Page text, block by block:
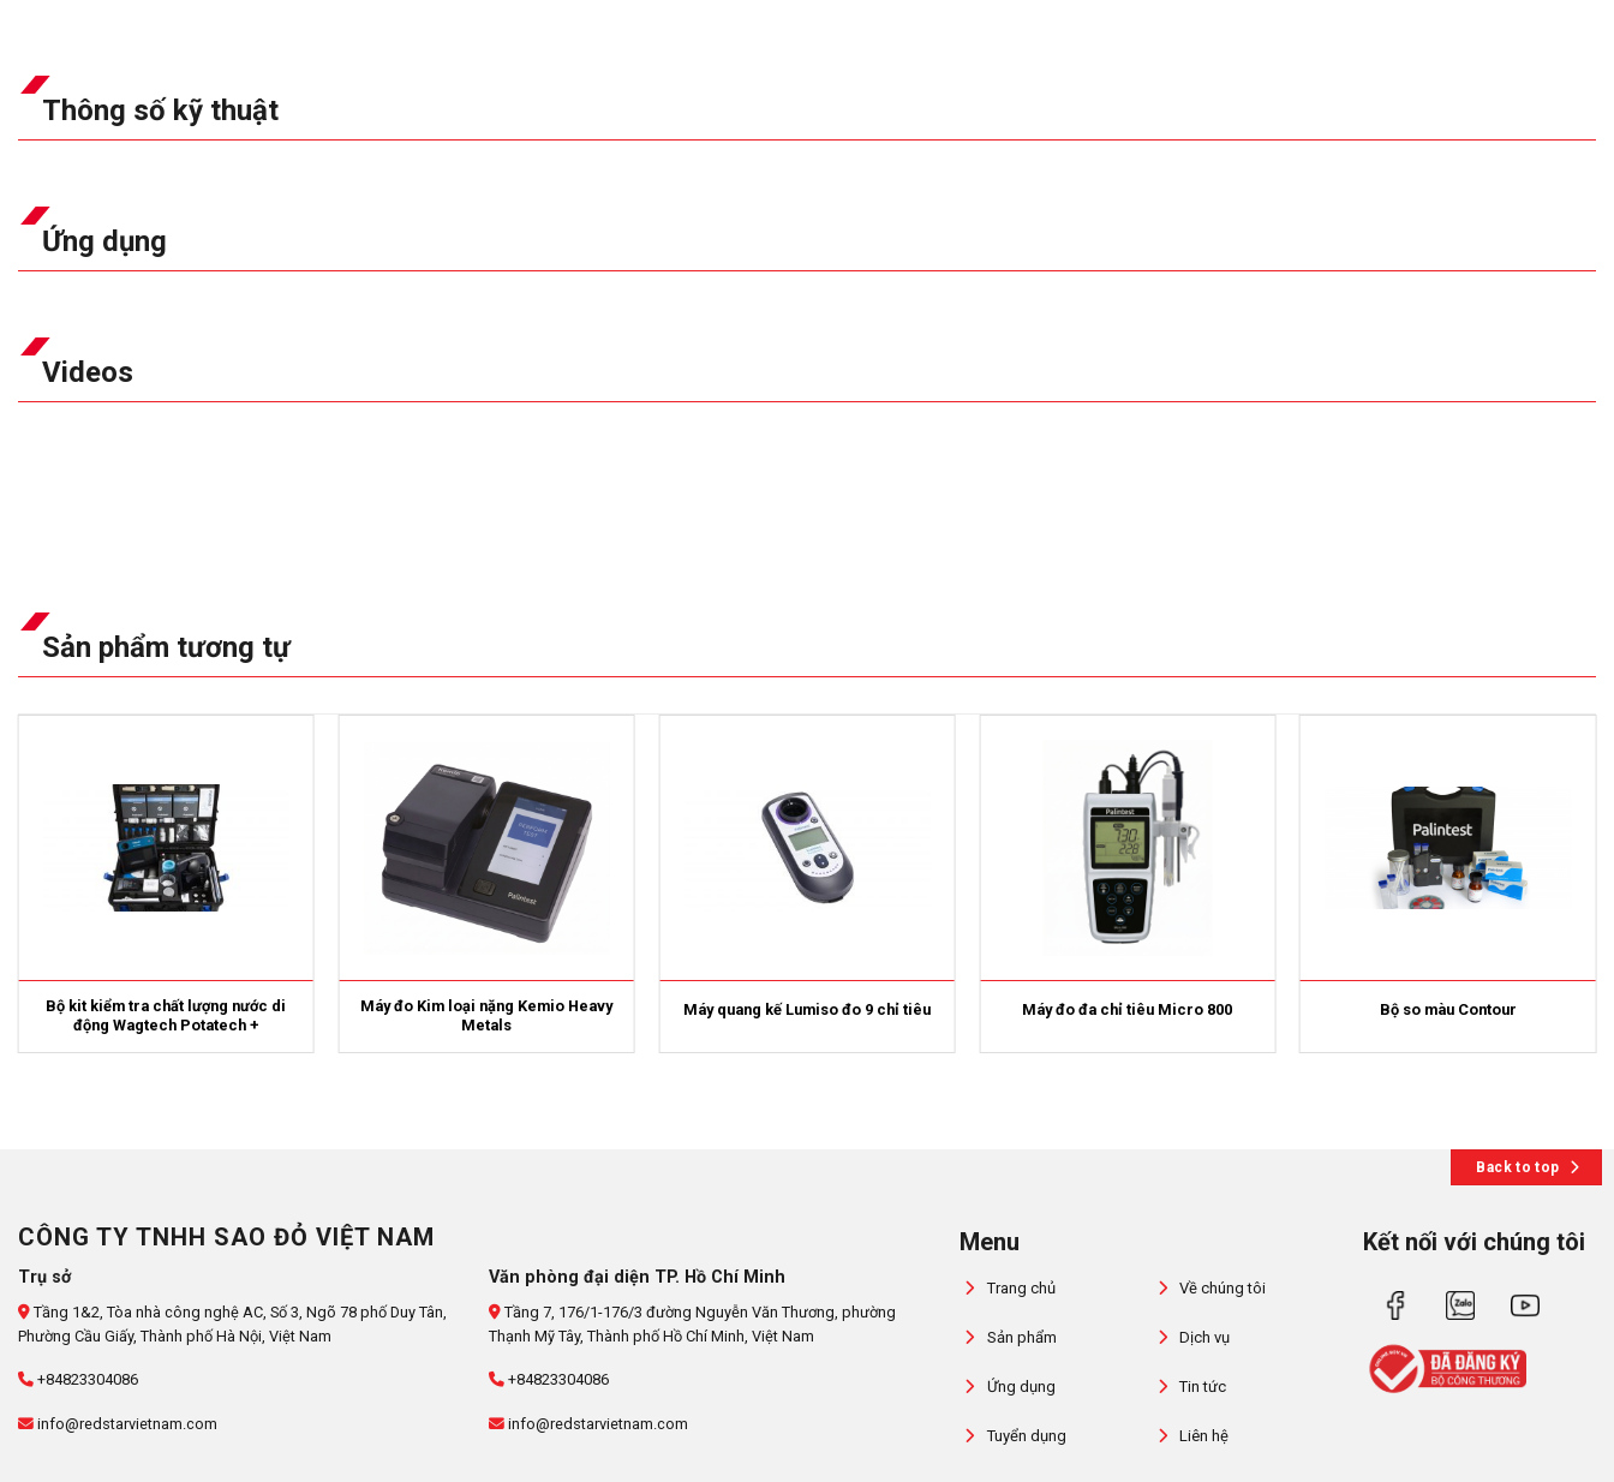
Thông số kỹ thuật
Ứng dụng
Videos
Sản phẩm tương tự
Bộ kit kiểm tra chất lượng nước di
động Wagtech Potatech +
Máy đo Kim loại nặng Kemio Heavy
Metals
Máy quang kế Lumiso đo 9 chỉ tiêu Máy đo đa chỉ tiêu Micro 800 Bộ so màu Contour
Back to top
CÔNG TY TNHH SAO ĐỎ VIỆT NAM
Trụ sở
Tầng 1&2, Tòa nhà công nghệ AC, Số 3, Ngõ 78 phố Duy Tân,
Phường Cầu Giấy, Thành phố Hà Nội, Việt Nam
+84823304086
info@redstarvietnam.com
Văn phòng đại diện TP. Hồ Chí Minh
Tầng 7, 176/1-176/3 đường Nguyễn Văn Thương, phường
Thạnh Mỹ Tây, Thành phố Hồ Chí Minh, Việt Nam
+84823304086
info@redstarvietnam.com
Menu
Trang chủ Về chúng tôi
Sản phẩm Dịch vụ
Ứng dụng Tin tức
Tuyển dụng Liên hệ
Kết nối với chúng tôi